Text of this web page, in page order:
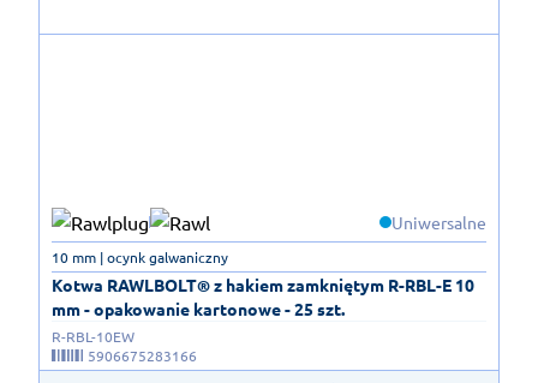
Uniwersalne
Kotwa RAWLBOLT® z hakiem zamkniętym R-RBL-E 10
mm - opakowanie kartonowe - 25 szt.
10 mm | ocynk galwaniczny
R-RBL-10EW
5906675283166